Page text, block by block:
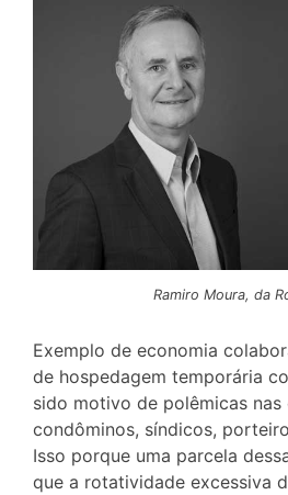
Ramiro Moura, da
Exemplo de economia
de hospedagem temporária
sido motivo de polêmicas nas
condôminos, síndicos,
Isso porque uma parcela
que a rotatividade excessiva